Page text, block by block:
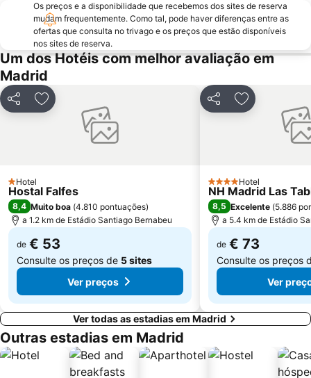
Praça de touros das Ventas
Ibiza
Atocha Metro Station
Carabanchel
Malasaña
Gran Vía Metro Station
Goya
Aeropuerto
Metropolitano Club Deportivo
Sol Metro Station
Centro Comercial Gran Vía de Hortaleza
Santiago Bernabéu Metro Station
Os preços e a disponibilidade que recebemos dos sites de reserva
mudam frequentemente. Como tal, pode haver diferenças entre as
ofertas que consulta no trivago e os preços que estão disponíveis
nos sites de reserva.
Um dos Hotéis com melhor avaliação em
Madrid
PartilharAdicionar aos favoritos
1 Estrelas
Hotel
Hostal Falfes
8,4 Muito boa (4.810 pontuações)
a 1.2 km de Estádio Santiago Bernabeu
de € 53
Consulte os preços de 5 sites
Ver preços
PartilharAdicionar
4 Estrelas
Hotel
NH Madrid Las
8,5 Excelente (5.886
a 5.4 km de Estádio
de € 73
Consulte os preços
Ver
Ver todas as estadias em Madrid
Outras estadias em Madrid